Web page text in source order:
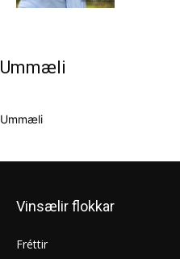
Ummæli
Ummæli
Vinsælir flokkar
Fréttir